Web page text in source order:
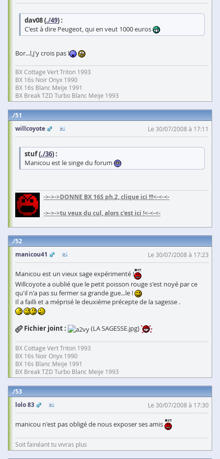
dav08 (./49) :
C'est à dire Peugeot, qui en veut 1000 euros
Bor...l,j'y crois pas !
BX Cottage Vert Triton 1993
BX 16s Noir Onyx 1990
BX 16s Blanc Meije 1991
BX Break TZD Turbo Blanc Meije 1993
51
willcoyote
Le 30/07/2008 à 17:11
stuf (./36) :
Manicou est le singe du forum
->->->DONNE BX 16S ph.2, clique ici !!!<-<-<-
->->->tu veux du cul, alors c'est ici !<-<-<-
52
manicou41
Le 30/07/2008 à 17:23
Manicou est un vieux sage expérimenté !
Willcoyote a oublié que le petit poisson rouge s'est noyé par ce
qu'il n'a pas su fermer sa grande gue...le !
Il a failli et a méprisé le deuxième précepte de la sagesse .
Fichier joint : (LA SAGESSE.jpg)
BX Cottage Vert Triton 1993
BX 16s Noir Onyx 1990
BX 16s Blanc Meije 1991
BX Break TZD Turbo Blanc Meije 1993
53
lolo 83
Le 30/07/2008 à 17:30
manicou n'est pas obligé de nous exposer ses amis
Soit fainéant tu vivras plus